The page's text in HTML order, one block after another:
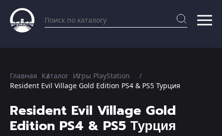
Главная Каталог Игры PlayStation
Resident Evil Village Gold Edition PS4 & PS5 Турция
Resident Evil Village Gold
Edition PS4 & PS5 Турция